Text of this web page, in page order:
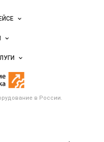
в России.
данных
пищепрома